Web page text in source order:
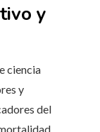
y
ciencia
y
del